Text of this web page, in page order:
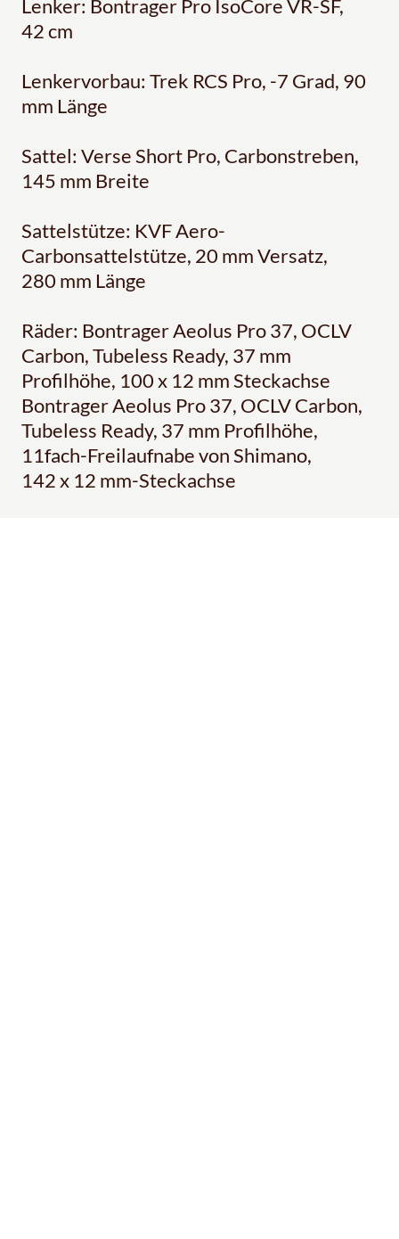
Lenker: Bontrager Pro IsoCore VR-SF,
42 cm
Lenkervorbau: Trek RCS Pro, -7 Grad, 90
mm Länge
Sattel: Verse Short Pro, Carbonstreben,
145 mm Breite
Sattelstütze: KVF Aero-
Carbonsattelstütze, 20 mm Versatz,
280 mm Länge
Räder: Bontrager Aeolus Pro 37, OCLV
Carbon, Tubeless Ready, 37 mm
Profilhöhe, 100 x 12 mm Steckachse
Bontrager Aeolus Pro 37, OCLV Carbon,
Tubeless Ready, 37 mm Profilhöhe,
11fach-Freilaufnabe von Shimano,
142 x 12 mm-Steckachse